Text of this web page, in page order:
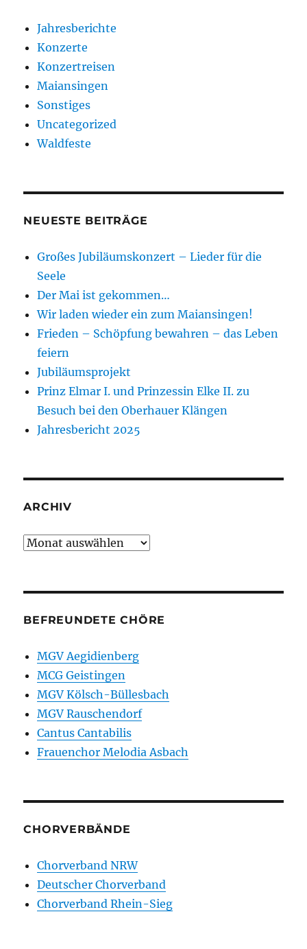
Jahresberichte
Konzerte
Konzertreisen
Maiansingen
Sonstiges
Uncategorized
Waldfeste
NEUESTE BEITRÄGE
Großes Jubiläumskonzert – Lieder für die
Seele
Der Mai ist gekommen…
Wir laden wieder ein zum Maiansingen!
Frieden – Schöpfung bewahren – das Leben
feiern
Jubiläumsprojekt
Prinz Elmar I. und Prinzessin Elke II. zu
Besuch bei den Oberhauer Klängen
Jahresbericht 2025
ARCHIV
Archiv
BEFREUNDETE CHÖRE
MGV Aegidienberg
MCG Geistingen
MGV Kölsch-Büllesbach
MGV Rauschendorf
Cantus Cantabilis
Frauenchor Melodia Asbach
CHORVERBÄNDE
Chorverband NRW
Deutscher Chorverband
Chorverband Rhein-Sieg